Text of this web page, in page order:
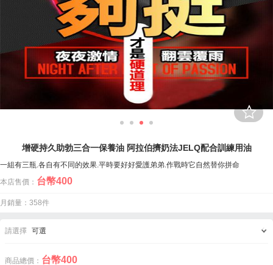
增硬持久助勃三合一保養油 阿拉伯擠奶法JELQ配合訓練用油
一組有三瓶.各自有不同的效果.平時要好好愛護弟弟.作戰時它自然替你拼命
本店售價： 台幣400
月銷量：358件
請選擇 可選
商品總價： 台幣400